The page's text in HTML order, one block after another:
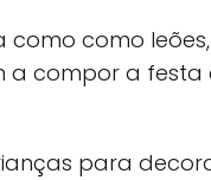
como como
a compor a festa
para